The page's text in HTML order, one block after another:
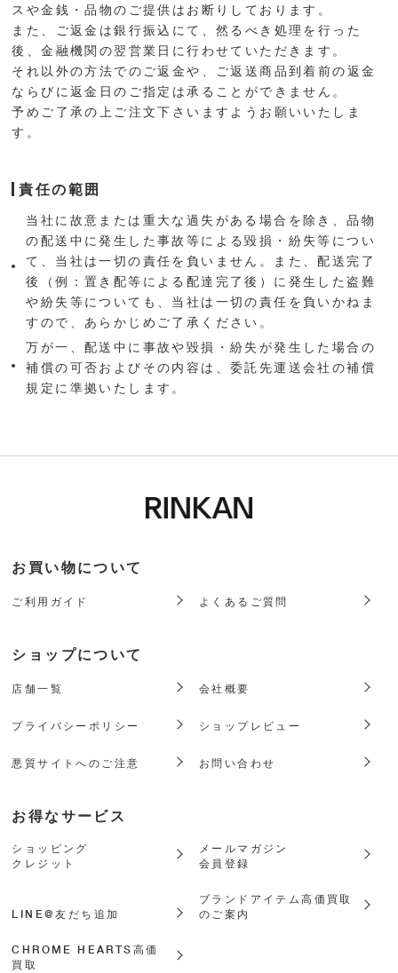
スや金銭・品物のご提供はお断りしております。
また、ご返金は銀行振込にて、然るべき処理を行った
後、金融機関の翌営業日に行わせていただきます。
それ以外の方法でのご返金や、ご返送商品到着前の返金
ならびに返金日のご指定は承ることができません。
予めご了承の上ご注文下さいますようお願いいたしま
す。
責任の範囲
当社に故意または重大な過失がある場合を除き、品物
の配送中に発生した事故等による毀損・紛失等につい
て、当社は一切の責任を負いません。また、配送完了
後（例：置き配等による配達完了後）に発生した盗難
や紛失等についても、当社は一切の責任を負いかねま
すので、あらかじめご了承ください。
万が一、配送中に事故や毀損・紛失が発生した場合の
補償の可否およびその内容は、委託先運送会社の補償
規定に準拠いたします。
お買い物について
ご利用ガイド よくあるご質問
ショップについて
店舗一覧 会社概要
プライバシーポリシー ショップレビュー
悪質サイトへのご注意 お問い合わせ
お得なサービス
ショッピング
クレジット
メールマガジン
会員登録
LINE@友だち追加
ブランドアイテム高価買取
のご案内
CHROME HEARTS高価
買取